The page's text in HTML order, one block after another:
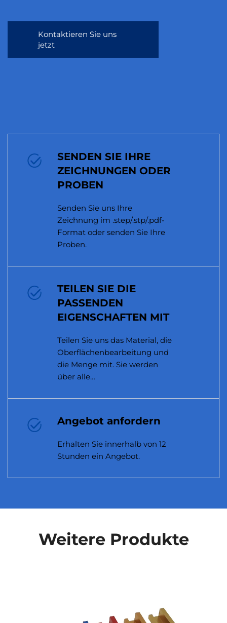
Kontaktieren Sie uns
jetzt
SENDEN SIE IHRE
ZEICHNUNGEN ODER
PROBEN
Senden Sie uns Ihre
Zeichnung im .step/.stp/.pdf-
Format oder senden Sie Ihre
Proben.
TEILEN SIE DIE
PASSENDEN
EIGENSCHAFTEN MIT
Teilen Sie uns das Material, die
Oberflächenbearbeitung und
die Menge mit. Sie werden
über alle
informiert.
Angebot anfordern
Erhalten Sie innerhalb von 12
Stunden ein Angebot.
Weitere Produkte